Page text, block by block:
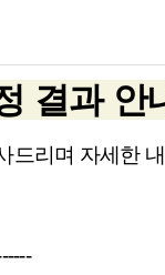
결과 안
리며 자세한